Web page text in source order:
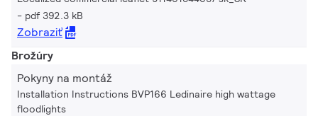
pdf 392.3 kB
Zobraziť
Brožúry
Pokyny na montáž
Installation Instructions BVP166 Ledinaire high wattage
floodlights